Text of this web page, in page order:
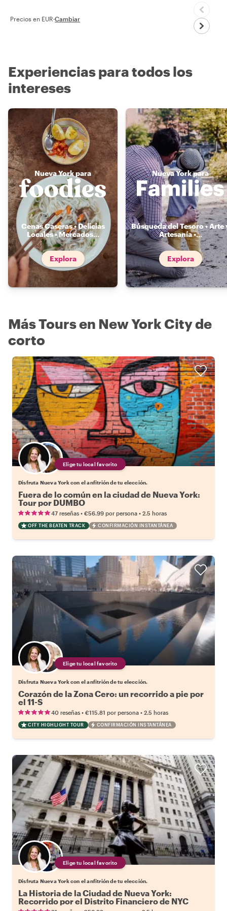
Precios en EUR·Cambiar
Experiencias para todos los
intereses
Nueva York para
Cenas Caseras • Delicias
Locales • Mercados...
Explora
Nueva York para
Búsqueda del Tesoro • Arte
Artesanía •...
Explora
Más Tours en New York City de
corto
Elige tu local favorito
Disfruta Nueva York con el anfitrión de tu elección.
Fuera de lo común en la ciudad de Nueva York:
Tour por DUMBO
47 reseñas • €56.99 por persona • 2.5 horas
OFF THE BEATEN TRACK CONFIRMACIÓN INSTANTÁNEA
Elige tu local favorito
Disfruta Nueva York con el anfitrión de tu elección.
Corazón de la Zona Cero: un recorrido a pie por
el 11-S
40 reseñas • €115.81 por persona • 2.5 horas
CITY HIGHLIGHT TOUR CONFIRMACIÓN INSTANTÁNEA
Elige tu local favorito
Disfruta Nueva York con el anfitrión de tu elección.
La Historia de la Ciudad de Nueva York:
Recorrido por el Distrito Financiero de NYC